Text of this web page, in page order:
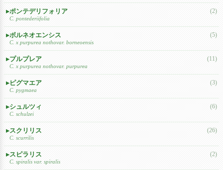
ポンテデリフォリア
C. pontederiifolia
(2)
ボルネオエンシス
C. x purpurea nothovar. borneoensis
(5)
プルプレア
C. x purpurea nothovar. purpurea
(11)
ピグマエア
C. pygmaea
(3)
シュルツィ
C. schulzei
(6)
スクリリス
C. scurrilis
(26)
スピラリス
C. spiralis var. spiralis
(2)